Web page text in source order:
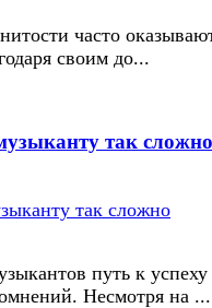
часто
своим до...
так сложно
путь к успеху
Несмотря на ...